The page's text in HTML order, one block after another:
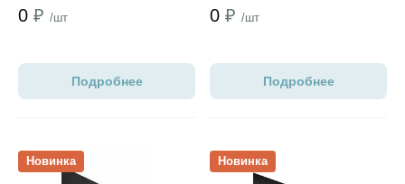
0 ₽ /шт
Подробнее
0 ₽ /шт
Подробнее
Новинка
Открыть товар Новинка
Открыть товар